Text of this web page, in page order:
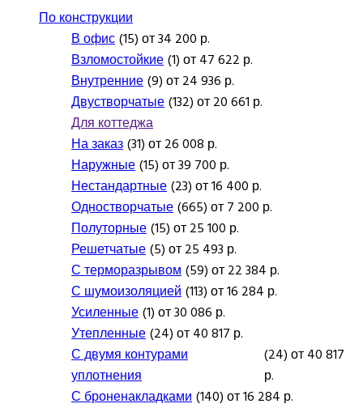
По конструкции
В офис(15) от 34 200 р.
Взломостойкие(1) от 47 622 р.
Внутренние(9) от 24 936 р.
Двустворчатые(132) от 20 661 р.
Для коттеджа
На заказ(31) от 26 008 р.
Наружные(15) от 39 700 р.
Нестандартные(23) от 16 400 р.
Одностворчатые(665) от 7 200 р.
Полуторные(15) от 25 100 р.
Решетчатые(5) от 25 493 р.
С терморазрывом(59) от 22 384 р.
С шумоизоляцией(113) от 16 284 р.
Усиленные(1) от 30 086 р.
Утепленные(24) от 40 817 р.
С двумя контурами
уплотнения
(24) от 40 817
р.
С броненакладками(140) от 16 284 р.